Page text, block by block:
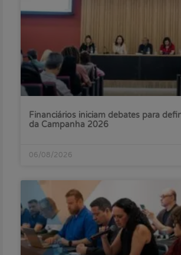
Financiários iniciam debates para
da Campanha 2026
06/08/2026